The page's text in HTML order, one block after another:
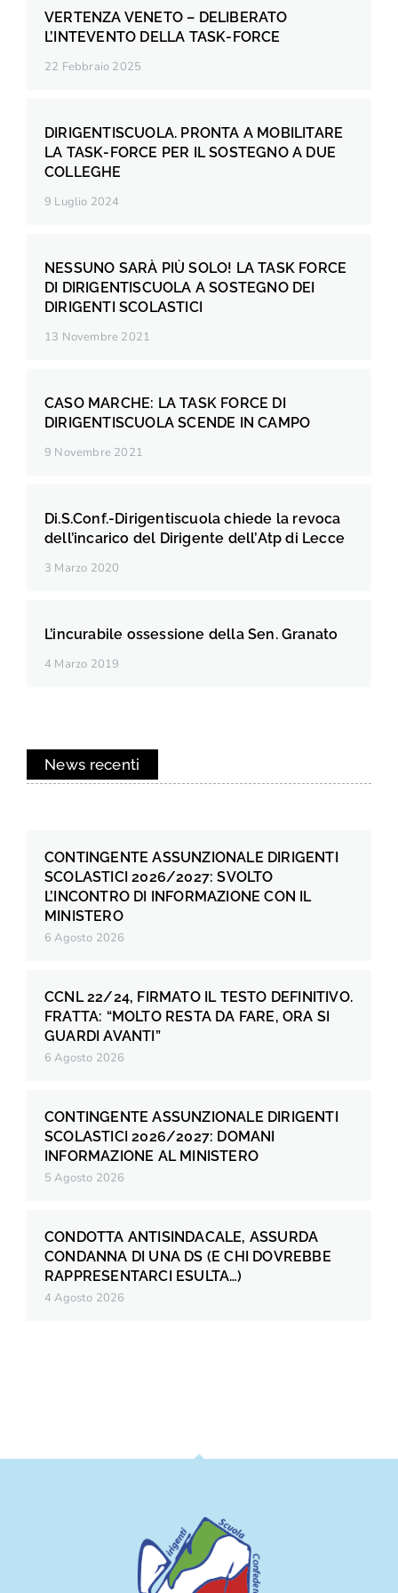
VERTENZA VENETO – DELIBERATO
L’INTEVENTO DELLA TASK-FORCE
22 Febbraio 2025
DIRIGENTISCUOLA. PRONTA A MOBILITARE
LA TASK-FORCE PER IL SOSTEGNO A DUE
COLLEGHE
9 Luglio 2024
NESSUNO SARÀ PIÙ SOLO! LA TASK FORCE
DI DIRIGENTISCUOLA A SOSTEGNO DEI
DIRIGENTI SCOLASTICI
13 Novembre 2021
CASO MARCHE: LA TASK FORCE DI
DIRIGENTISCUOLA SCENDE IN CAMPO
9 Novembre 2021
Di.S.Conf.-Dirigentiscuola chiede la revoca
dell’incarico del Dirigente dell’Atp di Lecce
3 Marzo 2020
L’incurabile ossessione della Sen. Granato
4 Marzo 2019
News recenti
CONTINGENTE ASSUNZIONALE DIRIGENTI
SCOLASTICI 2026/2027: SVOLTO
L’INCONTRO DI INFORMAZIONE CON IL
MINISTERO
6 Agosto 2026
CCNL 22/24, FIRMATO IL TESTO DEFINITIVO.
FRATTA: “MOLTO RESTA DA FARE, ORA SI
GUARDI AVANTI”
6 Agosto 2026
CONTINGENTE ASSUNZIONALE DIRIGENTI
SCOLASTICI 2026/2027: DOMANI
INFORMAZIONE AL MINISTERO
5 Agosto 2026
CONDOTTA ANTISINDACALE, ASSURDA
CONDANNA DI UNA DS (E CHI DOVREBBE
RAPPRESENTARCI ESULTA…)
4 Agosto 2026